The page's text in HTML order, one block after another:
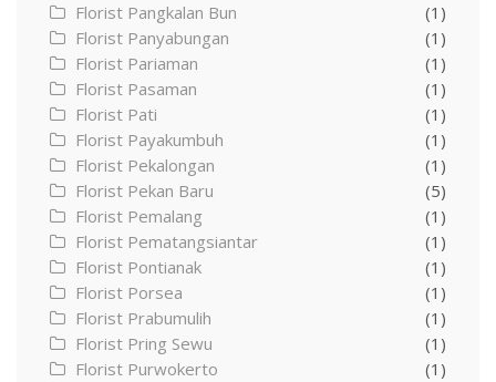
Florist Pangkalan Bun
(1)
Florist Panyabungan
(1)
Florist Pariaman
(1)
Florist Pasaman
(1)
Florist Pati
(1)
Florist Payakumbuh
(1)
Florist Pekalongan
(1)
Florist Pekan Baru
(5)
Florist Pemalang
(1)
Florist Pematangsiantar
(1)
Florist Pontianak
(1)
Florist Porsea
(1)
Florist Prabumulih
(1)
Florist Pring Sewu
(1)
Florist Purwokerto
(1)